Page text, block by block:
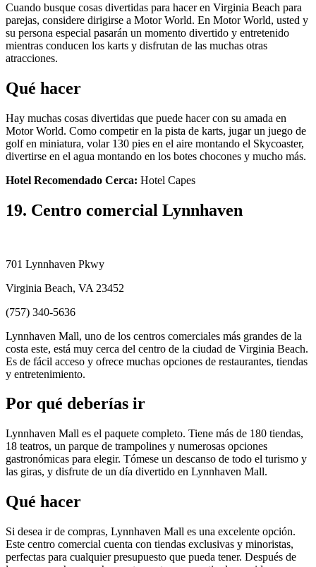
Cuando busque cosas divertidas para hacer en Virginia Beach para
parejas, considere dirigirse a Motor World. En Motor World, usted y
su persona especial pasarán un momento divertido y entretenido
mientras conducen los karts y disfrutan de las muchas otras
atracciones.
Qué hacer
Hay muchas cosas divertidas que puede hacer con su amada en
Motor World. Como competir en la pista de karts, jugar un juego de
golf en miniatura, volar 130 pies en el aire montando el Skycoaster,
divertirse en el agua montando en los botes chocones y mucho más.
Hotel Recomendado Cerca: Hotel Capes
19. Centro comercial Lynnhaven
701 Lynnhaven Pkwy
Virginia Beach, VA 23452
(757) 340-5636
Lynnhaven Mall, uno de los centros comerciales más grandes de la
costa este, está muy cerca del centro de la ciudad de Virginia Beach.
Es de fácil acceso y ofrece muchas opciones de restaurantes, tiendas
y entretenimiento.
Por qué deberías ir
Lynnhaven Mall es el paquete completo. Tiene más de 180 tiendas,
18 teatros, un parque de trampolines y numerosas opciones
gastronómicas para elegir. Tómese un descanso de todo el turismo y
las giras, y disfrute de un día divertido en Lynnhaven Mall.
Qué hacer
Si desea ir de compras, Lynnhaven Mall es una excelente opción.
Este centro comercial cuenta con tiendas exclusivas y minoristas,
perfectas para cualquier presupuesto que pueda tener. Después de